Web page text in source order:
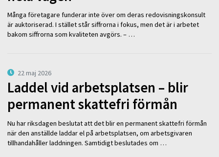
Många företagare funderar inte över om deras redovisningskonsult
är auktoriserad. I stället står siffrorna i fokus, men det är i arbetet
bakom siffrorna som kvaliteten avgörs. – …
22 maj 2026
Laddel vid arbetsplatsen – blir
permanent skattefri förmån
Nu har riksdagen beslutat att det blir en permanent skattefri förmån
när den anställde laddar el på arbetsplatsen, om arbetsgivaren
tillhandahåller laddningen. Samtidigt beslutades om …